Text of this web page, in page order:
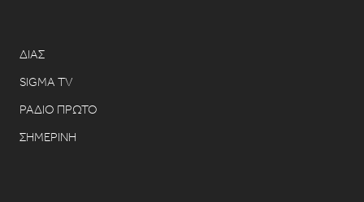
ΔΙΑΣ
SIGMA TV
ΡΑΔΙΟ ΠΡΩΤΟ
ΣΗΜΕΡΙΝΗ